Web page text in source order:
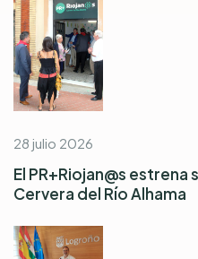
28 julio 2026
El PR+Riojan@s estrena
Cervera del Río Alhama